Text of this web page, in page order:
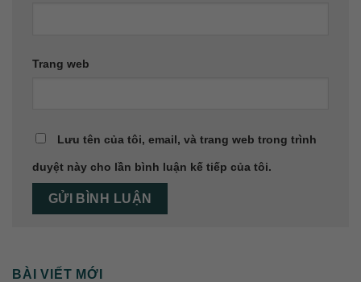
Trang web
Lưu tên của tôi, email, và trang web trong trình
duyệt này cho lần bình luận kế tiếp của tôi.
BÀI VIẾT MỚI